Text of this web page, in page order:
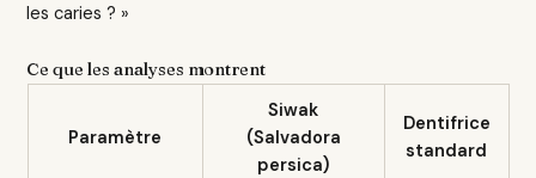
les caries ? »
Ce que les analyses montrent
Paramètre
Siwak
(Salvadora
persica)
Dentifrice
standard